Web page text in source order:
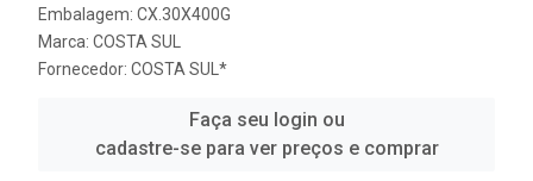
Embalagem: CX.30X400G
Marca: COSTA SUL
Fornecedor: COSTA SUL*
Faça seu login ou
cadastre-se para ver preços e comprar